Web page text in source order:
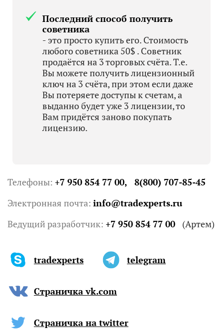
Последний способ получить
советника
- это просто купить его. Стоимость
любого советника 50$ . Советник
продаётся на 3 торговых счёта. Т.е.
Вы можете получить лицензионный
ключ на 3 счёта, при этом если даже
Вы потеряете доступы к счетам, а
выданно будет уже 3 лицензии, то
Вам придётся заново покупать
лицензию.
Телефоны: +7 950 854 77 00,
8(800) 707-85-45
Электронная почта: info@tradexperts.ru
Ведущий разработчик: +7 950 854 77 00 (Артем)
tradexperts telegram
Страничка vk.com
Страничка на twitter